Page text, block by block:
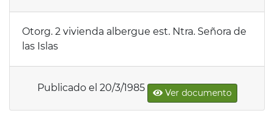
Otorg. 2 vivienda albergue est. Ntra. Señora de
las Islas
Publicado el 20/3/1985 Ver documento